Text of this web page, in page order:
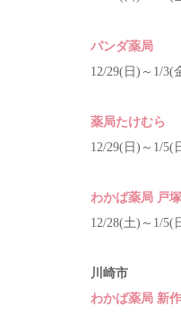
パンダ薬局
12/29(日)～1/3(
薬局たけむら
12/29(日)～1/5(
わかば薬局 戸
12/28(土)～1/5(
川崎市
わかば薬局 新